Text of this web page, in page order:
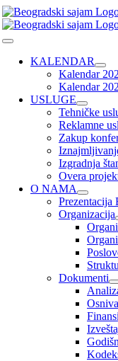
Skip
to
content
Toggle
NavigationKALENDAR
Kalendar
Kalendar
USLUGE
Tehničke
Reklamne
Zakup
Izgradnja
Overa
O NAMA
Prezentacija
Organizacija
Dokumenti